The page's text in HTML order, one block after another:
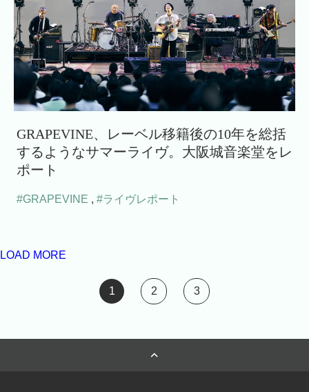
GRAPEVINE、レーベル移籍後の10年を総括
するようなサマーライヴ。大阪城音楽堂をレ
ポート
#GRAPEVINE , #ライヴレポート
LOAD MORE
1 2 3